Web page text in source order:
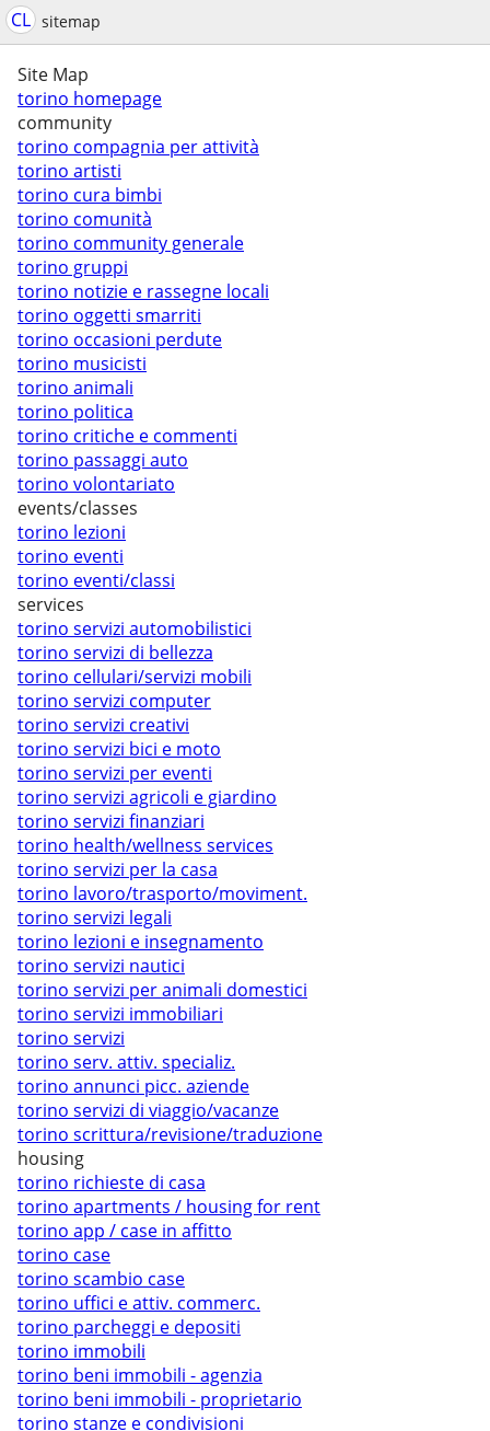
CL sitemap
Site Map
torino homepage
community
torino compagnia per attività
torino artisti
torino cura bimbi
torino comunità
torino community generale
torino gruppi
torino notizie e rassegne locali
torino oggetti smarriti
torino occasioni perdute
torino musicisti
torino animali
torino politica
torino critiche e commenti
torino passaggi auto
torino volontariato
events/classes
torino lezioni
torino eventi
torino eventi/classi
services
torino servizi automobilistici
torino servizi di bellezza
torino cellulari/servizi mobili
torino servizi computer
torino servizi creativi
torino servizi bici e moto
torino servizi per eventi
torino servizi agricoli e giardino
torino servizi finanziari
torino health/wellness services
torino servizi per la casa
torino lavoro/trasporto/moviment.
torino servizi legali
torino lezioni e insegnamento
torino servizi nautici
torino servizi per animali domestici
torino servizi immobiliari
torino servizi
torino serv. attiv. specializ.
torino annunci picc. aziende
torino servizi di viaggio/vacanze
torino scrittura/revisione/traduzione
housing
torino richieste di casa
torino apartments / housing for rent
torino app / case in affitto
torino case
torino scambio case
torino uffici e attiv. commerc.
torino parcheggi e depositi
torino immobili
torino beni immobili - agenzia
torino beni immobili - proprietario
torino stanze e condivisioni